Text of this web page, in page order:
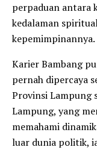
perpaduan antara
kedalaman
kepemimpinannya.
Karier Bambang
pernah dipercaya
Provinsi Lampung
Lampung, yang
memahami
luar dunia politik,